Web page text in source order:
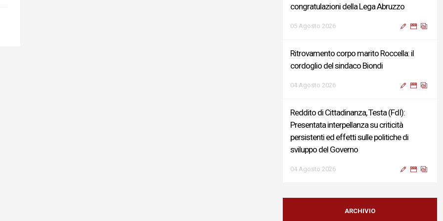
congratulazioni della Lega Abruzzo
05 Agosto 2026
Ritrovamento corpo marito Roccella: il
cordoglio del sindaco Biondi
04 Agosto 2026
Reddito di Cittadinanza, Testa (FdI):
Presentata interpellanza su criticità
persistenti ed effetti sulle politiche di
sviluppo del Governo
04 Agosto 2026
Sigismondi, Liris e Testa: “Profondo
cordoglio e vicinanza al Ministro Roccella e
ARCHIVIO